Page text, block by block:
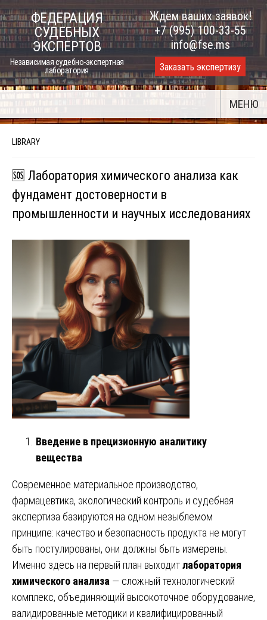
Skip
to
content
ФЕДЕРАЦИЯ
СУДЕБНЫХ
ЭКСПЕРТОВ
Независимая судебно-экспертная
лаборатория
Ждем ваших заявок!
+7 (995) 100-33-55
info@fse.ms
Заказать экспертизу
МЕНЮ
LIBRARY
🆘 Лаборатория химического анализа как
фундамент достоверности в
промышленности и научных исследованиях
Введение в прецизионную аналитику
вещества
Современное материальное производство,
фармацевтика, экологический контроль и судебная
экспертиза базируются на одном незыблемом
принципе: качество и безопасность продукта не могут
быть постулированы, они должны быть измерены.
Именно здесь на первый план выходитлаборатория
химического анализа — сложный технологический
комплекс, объединяющий высокоточное оборудование,
валидированные методики и квалифицированный